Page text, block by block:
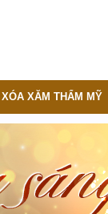
XÓA XĂM THẨM MỸ